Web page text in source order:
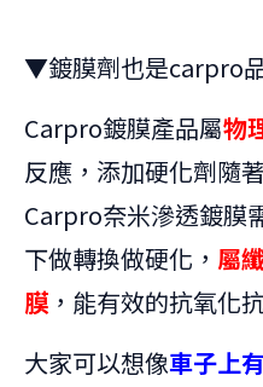
▼鍍膜劑也是carpro
Carpro鍍膜產品屬物
反應，添加硬化劑隨
Carpro奈米滲透鍍膜
下做轉換做硬化， 屬
膜 ，能有效的抗氧化
大家可以想像車子上